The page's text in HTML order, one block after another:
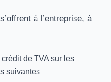
à l’entreprise, à
crédit de TVA sur les
suivantes